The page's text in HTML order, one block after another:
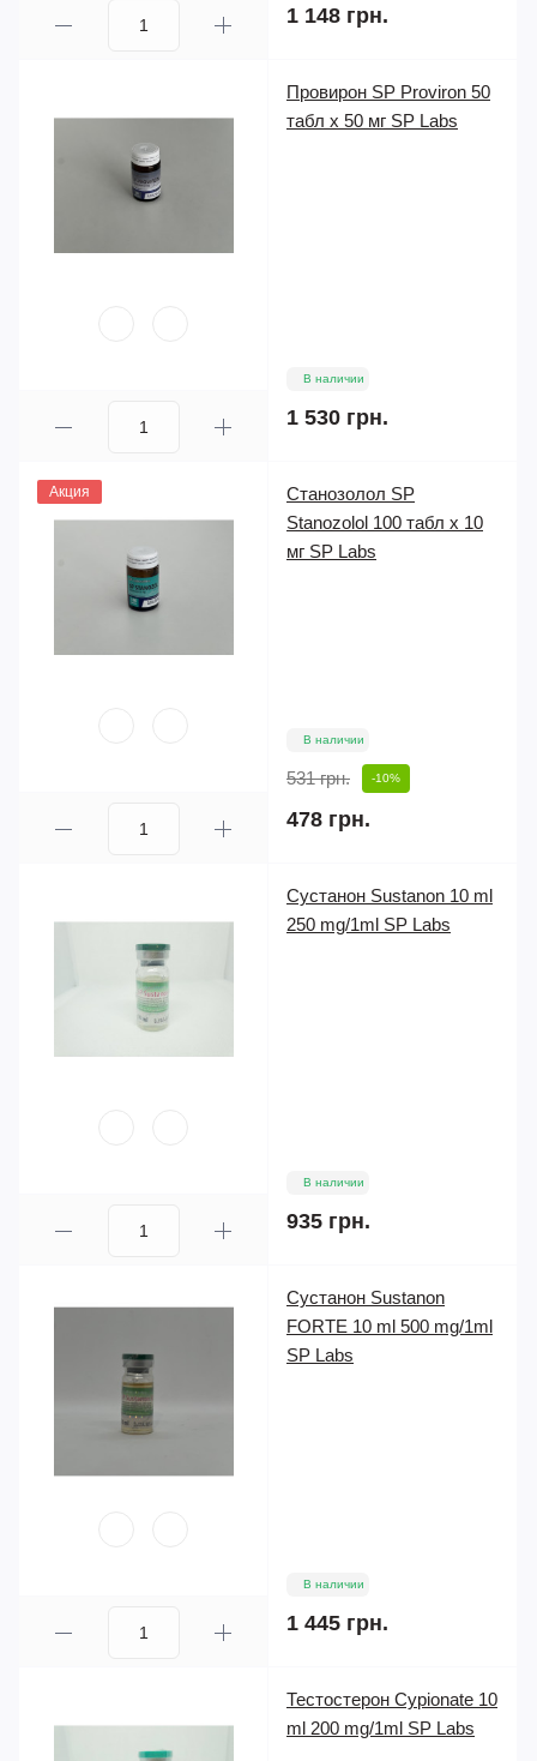
1 148 грн.
Провирон SP Proviron 50
табл x 50 мг SP Labs
В наличии
1 530 грн.
Акция
Станозолол SP
Stanozolol 100 табл х 10
мг SP Labs
В наличии
531 грн. -10%
478 грн.
Сустанон Sustanon 10 ml
250 mg/1ml SP Labs
В наличии
935 грн.
Сустанон Sustanon
FORTE 10 ml 500 mg/1ml
SP Labs
В наличии
1 445 грн.
Тестостерон Cypionate 10
ml 200 mg/1ml SP Labs